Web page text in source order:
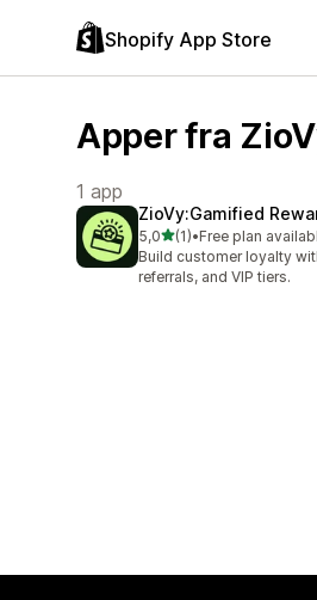
Shopify App Store
Apper fra
1 app
ZioVy:Gamified
5,0av 5 stjerner
(1)
Totalt 1 omtaler
•Free plan
Build customer loyalty
referrals, and VIP tiers.